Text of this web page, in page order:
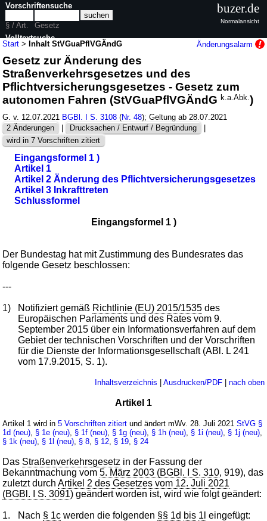
Start >Inhalt StVGuaPflVGÄndG Änderungsalarm
Gesetz zur Änderung des
Straßenverkehrsgesetzes und des
Pflichtversicherungsgesetzes - Gesetz zum
autonomen Fahren (StVGuaPflVGÄndGk.a.Abk.)
G. v. 12.07.2021 BGBl. I S. 3108 (Nr. 48); Geltung ab 28.07.2021
2 Änderungen
| Drucksachen / Entwurf / Begründung
|
wird in 7 Vorschriften zitiert
Eingangsformel 1 )
Artikel 1
Artikel 2 Änderung des Pflichtversicherungsgesetzes
Artikel 3 Inkrafttreten
Schlussformel
Eingangsformel 1 )
Der Bundestag hat mit Zustimmung des Bundesrates das
folgende Gesetz beschlossen:
---
1) Notifiziert gemäß Richtlinie (EU) 2015/1535 des
Europäischen Parlaments und des Rates vom 9.
September 2015 über ein Informationsverfahren auf dem
Gebiet der technischen Vorschriften und der Vorschriften
für die Dienste der Informationsgesellschaft (ABl. L 241
vom 17.9.2015, S. 1).
Inhaltsverzeichnis | Ausdrucken/PDF| nach oben
Artikel 1
Artikel 1 wird in5 Vorschriften zitiert und ändert mWv. 28. Juli 2021StVG §
1d (neu) § 1e (neu) § 1f (neu) § 1g (neu) § 1h (neu) § 1i (neu) § 1j (neu)
§ 1k (neu) § 1l (neu) § 8 § 12 § 19 § 24
Das Straßenverkehrsgesetz in der Fassung der
Bekanntmachung vom5. März 2003 (BGBl. I S. 310, 919), das
zuletzt durchArtikel 2 des Gesetzes vom 12. Juli 2021
(BGBl. I S. 3091) geändert worden ist, wird wie folgt geändert:
1. Nach § 1c werden die folgenden §§ 1d bis 1l eingefügt:
Vorschriftensuche
§ / Art.
Gesetz
Volltextsuche
nur in StVGuaPflVGÄndG
buzer.de
Normalansicht